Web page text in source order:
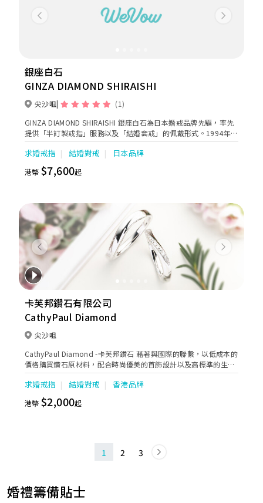
Previous Next
銀座白石
GINZA DIAMOND SHIRAISHI
尖沙咀
(1)
GINZA DIAMOND SHIRAISHI 銀座白石為日本婚戒品牌先驅，率先
提供「半訂製戒指」服務以及「結婚套戒」的佩戴形式。1994年開
始將超過45萬對新人的幸福化為實證。為了讓每對新人與命定鑽石
之光相遇的時刻能成為倆人回味一生的美好回憶，我們用祝福的心
來接待且陪伴每一對顧客迎接幸福的未來。
求婚戒指 結婚對戒 日本品牌
港幣$7,600起
Previous Next
卡芙邦鑽石有限公司
CathyPaul Diamond
尖沙咀
CathyPaul Diamond -卡芙邦鑽石 藉著與國際的聯繫，以低成本的
價格購買鑽石原材料，配合時尚優美的首飾設計以及高標準的生
產，製作出多款性價比極高、閃爍動人的珠寶首飾，實行O2O 營銷
模式，線上營銷線下購買，減低昂貴的店鋪租金，令消費者更能夠
直接受惠，並同時享有高品質的售後保証。
求婚戒指 結婚對戒 香港品牌
港幣$2,000起
1 2 3
婚禮籌備貼士